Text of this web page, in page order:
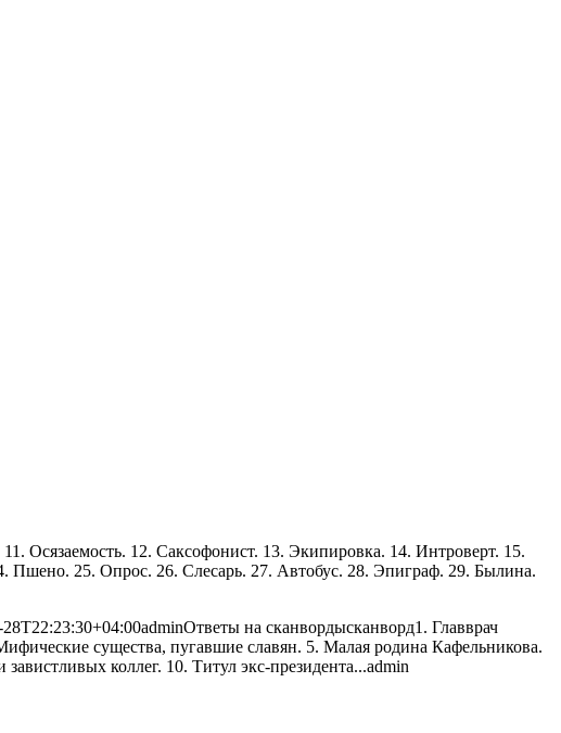
Осязаемость. 12. Саксофонист. 13. Экипировка. 14. Интроверт. 15.
Пшено. 25. Опрос. 26. Слесарь. 27. Автобус. 28. Эпиграф. 29. Былина.
28T22:23:30+04:00adminОтветы на сканвордысканворд1. Главврач
существа, пугавшие славян. 5. Малая родина Кафельникова.
коллег. 10. Титул экс-президента...admin